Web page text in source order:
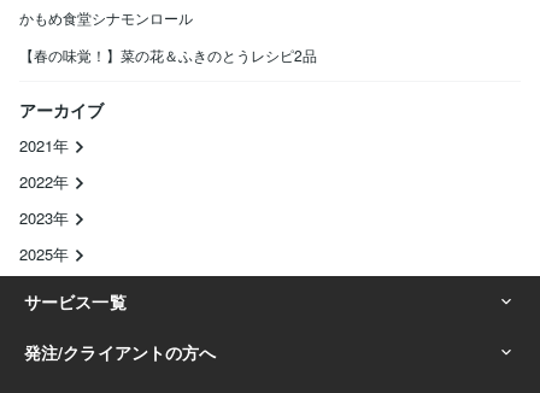
かもめ食堂シナモンロール
【春の味覚！】菜の花＆ふきのとうレシピ2品
アーカイブ
2021年
2022年
2023年
2025年